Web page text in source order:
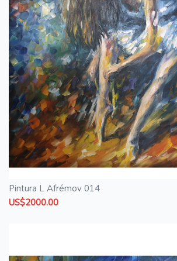
Pintura L Afrémov 014
US$2000.00